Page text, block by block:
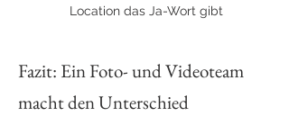
Location das Ja-Wort gibt
Fazit: Ein Foto- und Videoteam
macht den Unterschied